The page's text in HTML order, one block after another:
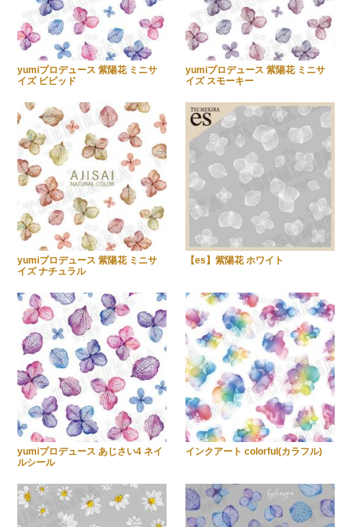
yumiプロデュース 紫陽花 ミニサ
イズ ビビッド
yumiプロデュース 紫陽花 ミニサ
イズ スモーキー
yumiプロデュース 紫陽花 ミニサ
イズ ナチュラル
【es】紫陽花 ホワイト
yumiプロデュース あじさい4 ネイ
ルシール
インクアート colorful(カラフル)